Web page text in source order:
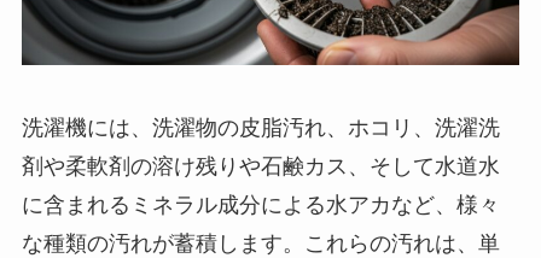
洗濯機には、洗濯物の皮脂汚れ、ホコリ、洗濯洗
剤や柔軟剤の溶け残りや石鹸カス、そして水道水
に含まれるミネラル成分による水アカなど、様々
な種類の汚れが蓄積します。これらの汚れは、単